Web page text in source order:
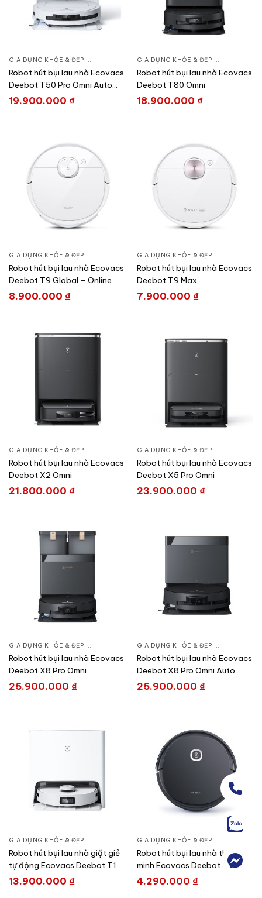
GIA DỤNG KHỎE & ĐẸP, CHĂM SÓC NHÀ CỬA, HÚT BỤI – ROBOT HÚT BỤI
Robot hút bụi lau nhà Ecovacs
Deebot T50 Pro Omni Auto
Water Kit
19.900.000 ₫
GIA DỤNG KHỎE & ĐẸP, CHĂM SÓC
Robot hút bụi lau nhà Ecovacs
Deebot T80 Omni
18.900.000 ₫
GIA DỤNG KHỎE & ĐẸP, CHĂM SÓC NHÀ CỬA, HÚT BỤI – ROBOT HÚT BỤI
Robot hút bụi lau nhà Ecovacs
Deebot T9 Global – Online
Exclusive
8.900.000 ₫
GIA DỤNG KHỎE & ĐẸP, CHĂM SÓC
Robot hút bụi lau nhà Ecovacs
Deebot T9 Max
7.900.000 ₫
GIA DỤNG KHỎE & ĐẸP, CHĂM SÓC NHÀ CỬA, HÚT BỤI – ROBOT HÚT BỤI
Robot hút bụi lau nhà Ecovacs
Deebot X2 Omni
21.800.000 ₫
GIA DỤNG KHỎE & ĐẸP, CHĂM SÓC
Robot hút bụi lau nhà Ecovacs
Deebot X5 Pro Omni
23.900.000 ₫
GIA DỤNG KHỎE & ĐẸP, CHĂM SÓC NHÀ CỬA, HÚT BỤI – ROBOT HÚT BỤI
Robot hút bụi lau nhà Ecovacs
Deebot X8 Pro Omni
25.900.000 ₫
GIA DỤNG KHỎE & ĐẸP, CHĂM SÓC
Robot hút bụi lau nhà Ecovacs
Deebot X8 Pro Omni Auto
Water Kit
25.900.000 ₫
GIA DỤNG KHỎE & ĐẸP, CHĂM SÓC NHÀ CỬA, HÚT BỤI – ROBOT HÚT BỤI
Robot hút bụi lau nhà giặt giẻ
tự động Ecovacs Deebot T10
Turbo – Global
13.900.000 ₫
GIA DỤNG KHỎE & ĐẸP, CHĂM SÓC
Robot hút bụi lau nhà thông
minh Ecovacs Deebot U2 Pro
4.290.000 ₫